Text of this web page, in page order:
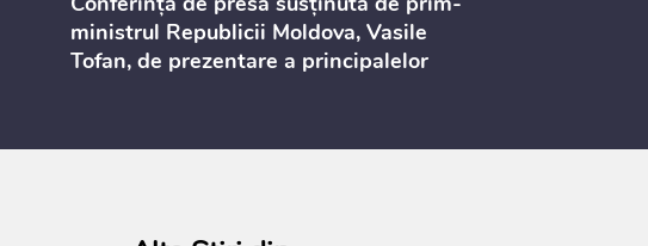
ministrul Republicii Moldova, Vasile
Tofan, de prezentare a principalelor
consultărilor publice